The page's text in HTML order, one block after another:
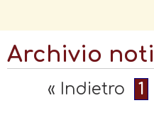
Archivio
« Indietro 1